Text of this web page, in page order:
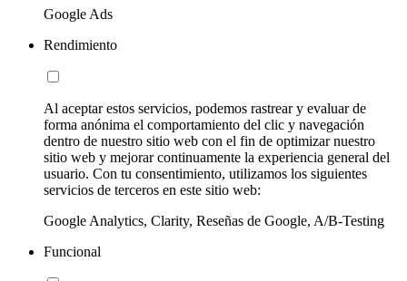
Google Ads
Rendimiento
Al aceptar estos servicios, podemos rastrear y evaluar de
forma anónima el comportamiento del clic y navegación
dentro de nuestro sitio web con el fin de optimizar nuestro
sitio web y mejorar continuamente la experiencia general del
usuario. Con tu consentimiento, utilizamos los siguientes
servicios de terceros en este sitio web:
Google Analytics, Clarity, Reseñas de Google, A/B-Testing
Funcional